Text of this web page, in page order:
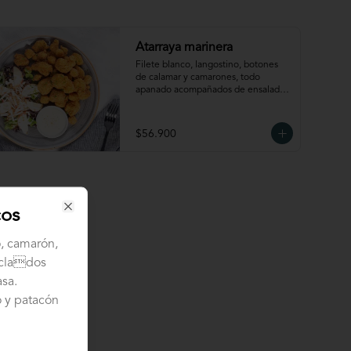
Atarraya marinera
Filete blanco, langostino, botones
de calamar y camarones, todo
apanado acompañados de ensalada
amarillo.
$56.900
camarón,
y patacón